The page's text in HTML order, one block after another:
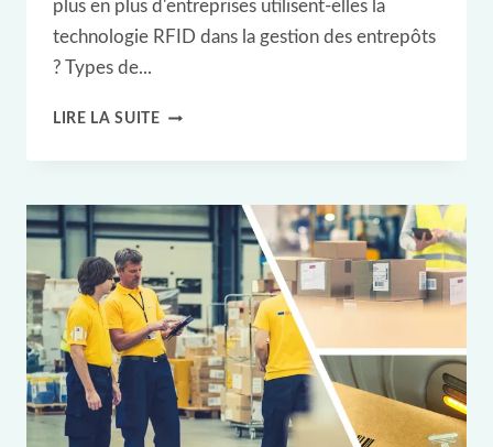
plus en plus d'entreprises utilisent-elles la
technologie RFID dans la gestion des entrepôts
? Types de...
LIRE LA SUITELES
L'UTILISATION
DE
LA
TECHNOLOGIE
RFID
DANS
LA
GESTION